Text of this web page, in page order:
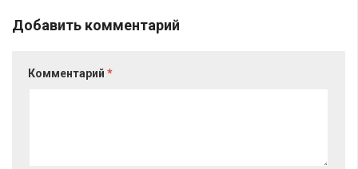
Добавить комментарий
Комментарий *